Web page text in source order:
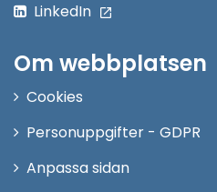
LinkedIn
Om webbplatsen
Cookies
Personuppgifter - GDPR
Anpassa sidan